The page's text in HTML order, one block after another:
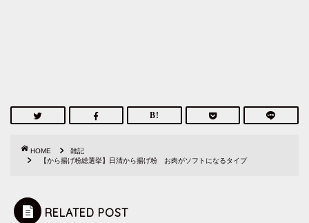
HOME
雑記
【から揚げ粉総選挙】日清から揚げ粉 お肉がソフトになるタイプ
RELATED POST